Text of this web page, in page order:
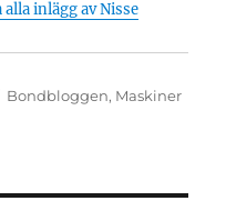
alla inlägg av Nisse
Kategorier
Bondbloggen, Maskiner